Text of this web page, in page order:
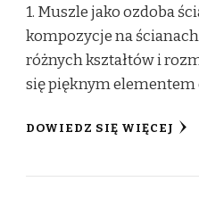
1. Muszle jako ozdoba
kompozycje na
różnych kształtów i
się pięknym elementem
DOWIEDZ SIĘ WIĘCEJ